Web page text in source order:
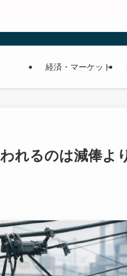
経済・マーケット
れるのは減俸よ